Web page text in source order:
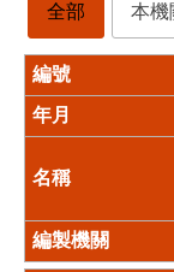
全部 本機